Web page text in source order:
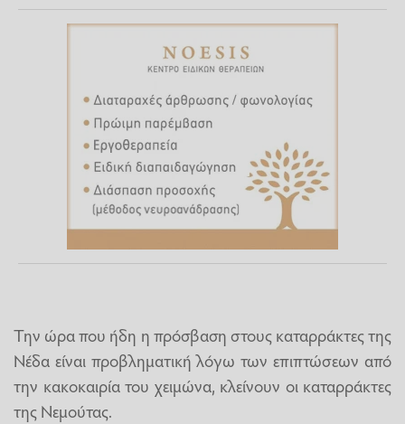
Την ώρα που ήδη η πρόσβαση στους καταρράκτες της
Νέδα είναι προβληματική λόγω των επιπτώσεων από
την κακοκαιρία του χειμώνα, κλείνουν οι καταρράκτες
της Νεμούτας.